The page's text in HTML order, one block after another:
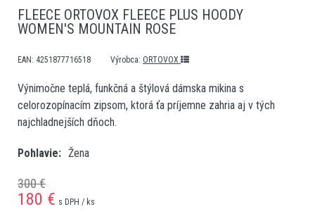
FLEECE ORTOVOX FLEECE PLUS HOODY
WOMEN'S MOUNTAIN ROSE
EAN: 4251877716518 Výrobca: ORTOVOX
Výnimočne teplá, funkčná a štýlová dámska mikina s
celorozopínacím zipsom, ktorá ťa príjemne zahria aj v tých
najchladnejších dňoch.
Pohlavie Žena
300 €
180 € s DPH / ks